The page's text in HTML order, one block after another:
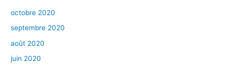
octobre 2020
septembre 2020
août 2020
juin 2020